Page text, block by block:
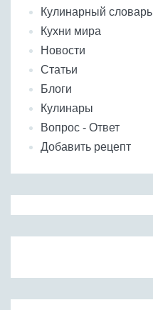
Кулинарный словарь
Кухни мира
Новости
Статьи
Блоги
Кулинары
Вопрос - Ответ
Добавить рецепт